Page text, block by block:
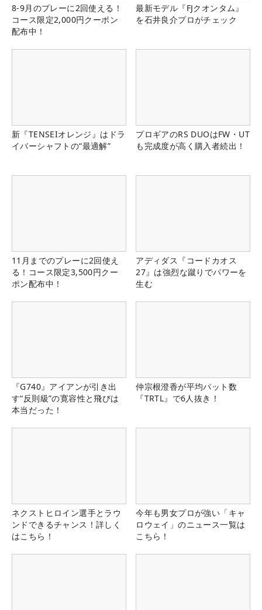
8-9月のプレーに2回使える！
コース限定2,000円クーポン
配布中！
最新モデル『FJクオンタム』
を石井良介プロがチェック
新『TENSEIオレンジ』はドラ
イバーシャフトの“最適解”
プロギアのRS DUOはFW・UT
も完成度が高く購入者続出！
11月までのプレーに2回使え
る！コース限定3,500円クー
ポン配布中！
アディダス『コードカオス
27』は強烈な蹴りでパワーを
生む
『G740』アイアンが引き出
す“反則級”の寛容性と飛びは
本当だった！
仲宗根澄香が平均パット数
『TRTL』で6人抜き！
ネクストヒロイン選手とラウ
ンドできるチャンス！詳しく
はこちら！
今年も男女プロが強い「キャ
ロウェイ」のニュース一覧は
こちら！